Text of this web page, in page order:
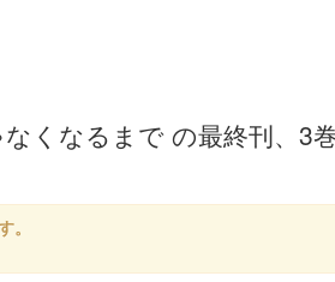
くなるまで の最終刊、3